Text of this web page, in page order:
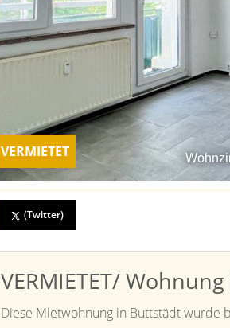
VERMIETET
(Twitter)
VERMIETET/
Diese Mietwohnung in Buttstädt wurde